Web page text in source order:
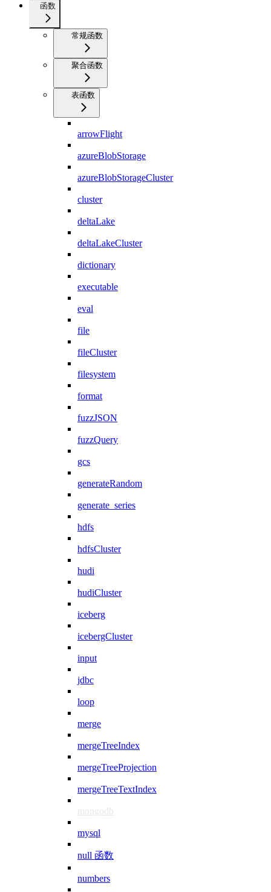
函数
常规函数
聚合函数
表函数
arrowFlight
azureBlobStorage
azureBlobStorageCluster
cluster
deltaLake
deltaLakeCluster
dictionary
executable
eval
file
fileCluster
filesystem
format
fuzzJSON
fuzzQuery
gcs
generateRandom
generate_series
hdfs
hdfsCluster
hudi
hudiCluster
iceberg
icebergCluster
input
jdbc
loop
merge
mergeTreeIndex
mergeTreeProjection
mergeTreeTextIndex
mongodb
mysql
null 函数
numbers